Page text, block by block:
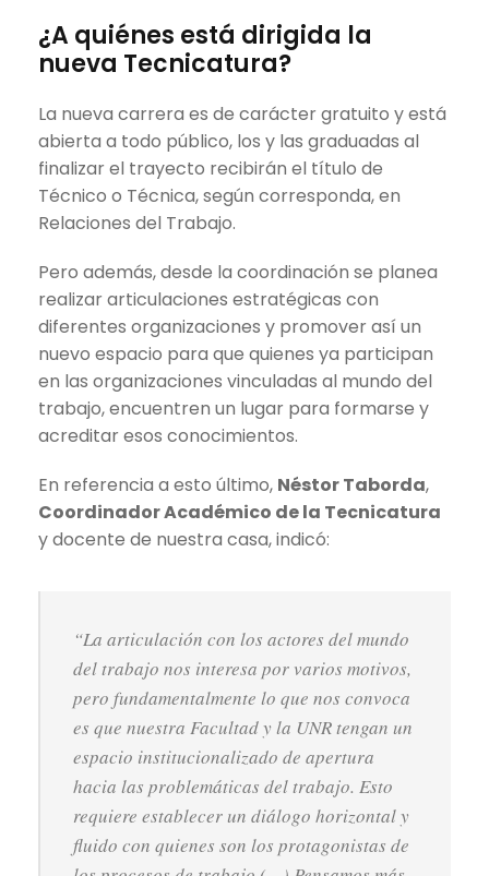
¿A quiénes está dirigida la
nueva Tecnicatura?
La nueva carrera es de carácter gratuito y está
abierta a todo público, los y las graduadas al
finalizar el trayecto recibirán el título de
Técnico o Técnica, según corresponda, en
Relaciones del Trabajo.
Pero además, desde la coordinación se planea
realizar articulaciones estratégicas con
diferentes organizaciones y promover así un
nuevo espacio para que quienes ya participan
en las organizaciones vinculadas al mundo del
trabajo, encuentren un lugar para formarse y
acreditar esos conocimientos.
En referencia a esto último, Néstor Taborda,
Coordinador Académico de la Tecnicatura
y docente de nuestra casa, indicó:
“La articulación con los actores del mundo
del trabajo nos interesa por varios motivos,
pero fundamentalmente lo que nos convoca
es que nuestra Facultad y la UNR tengan un
espacio institucionalizado de apertura
hacia las problemáticas del trabajo. Esto
requiere establecer un diálogo horizontal y
fluido con quienes son los protagonistas de